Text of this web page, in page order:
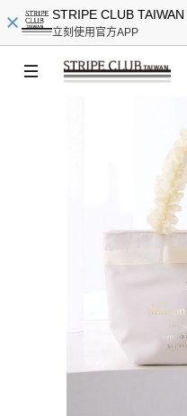
STRIPE CLUB TAIWAN
立刻使用官方APP